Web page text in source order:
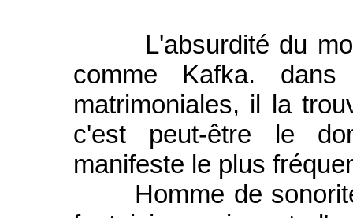
L'absurdité du
comme Kafka.
matrimoniales, il la
c'est peut-être le
manifeste le plus
Homme de